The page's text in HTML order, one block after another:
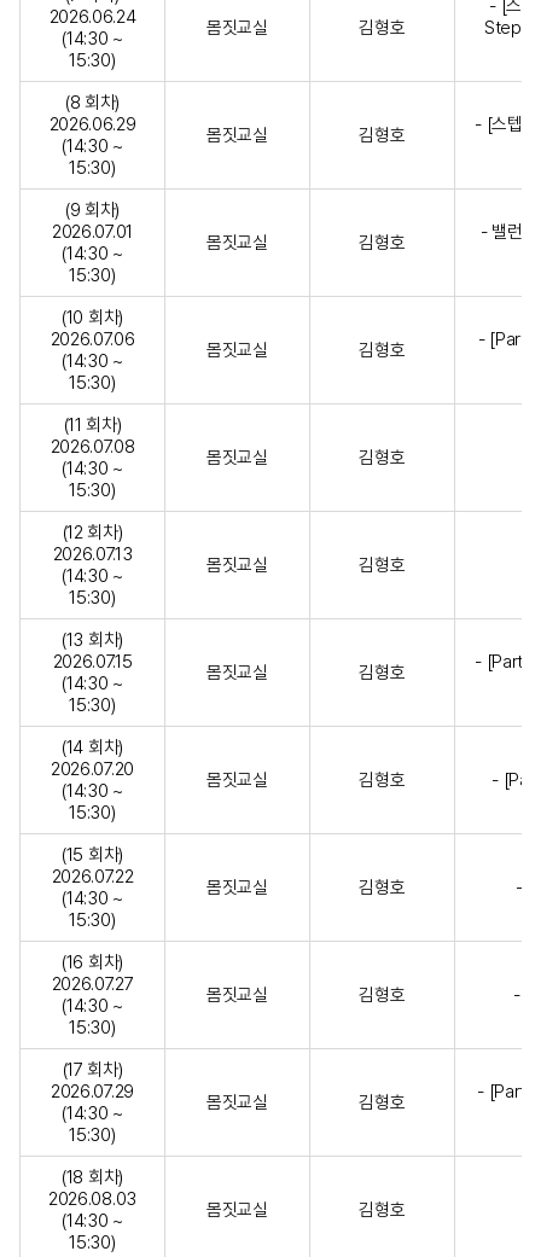
2026.06.24
(14:30 ~
15:30)
몸짓교실 김형호
- [스
Step) -
(8 회차)
2026.06.29
(14:30 ~
15:30)
몸짓교실 김형호 - [스텝
(9 회차)
2026.07.01
(14:30 ~
15:30)
몸짓교실 김형호 - 밸런
(10 회차)
2026.07.06
(14:30 ~
15:30)
몸짓교실 김형호 - [Part2]
(11 회차)
2026.07.08
(14:30 ~
15:30)
몸짓교실 김형호
(12 회차)
2026.07.13
(14:30 ~
15:30)
몸짓교실 김형호
(13 회차)
2026.07.15
(14:30 ~
15:30)
몸짓교실 김형호 - [Part1]
(14 회차)
2026.07.20
(14:30 ~
15:30)
몸짓교실 김형호 -
(15 회차)
2026.07.22
(14:30 ~
15:30)
몸짓교실 김형호 -
(16 회차)
2026.07.27
(14:30 ~
15:30)
몸짓교실 김형호 -
(17 회차)
2026.07.29
(14:30 ~
15:30)
몸짓교실 김형호 - [Part1]
(18 회차)
2026.08.03
(14:30 ~
15:30)
몸짓교실 김형호